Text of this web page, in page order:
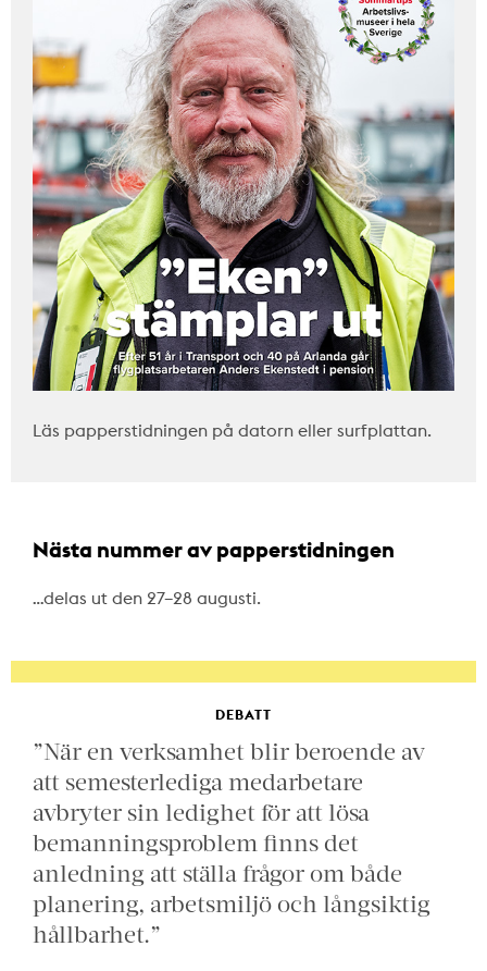
Läs papperstidningen på datorn eller surfplattan.
Nästa nummer av papperstidningen
…delas ut den 27–28 augusti.
DEBATT
”När en verksamhet blir beroende av
att semesterlediga medarbetare
avbryter sin ledighet för att lösa
bemanningsproblem finns det
anledning att ställa frågor om både
planering, arbetsmiljö och långsiktig
hållbarhet.”